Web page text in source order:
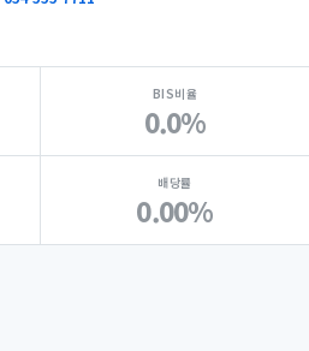
BIS비율
0.0%
배당률
0.00%